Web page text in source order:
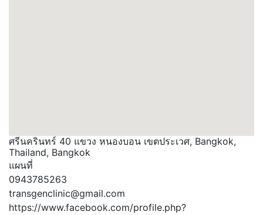
ศรีนครินทร์ 40 แขวง หนองบอน เขตประเวศ, Bangkok,
Thailand, Bangkok
แผนที่
0943785263
transgenclinic@gmail.com
https://www.facebook.com/profile.php?